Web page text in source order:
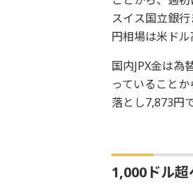
スイス国立銀
円相場は米ド
国内JPX金は為
っていること
落とし7,873円
1,000ドル